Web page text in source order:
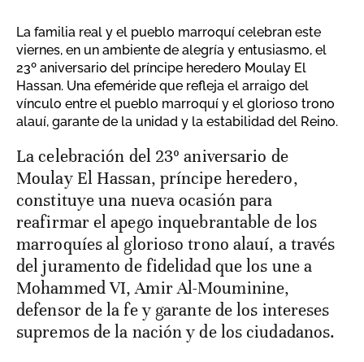
La familia real y el pueblo marroquí celebran este
viernes, en un ambiente de alegría y entusiasmo, el
23º aniversario del príncipe heredero Moulay El
Hassan. Una efeméride que refleja el arraigo del
vínculo entre el pueblo marroquí y el glorioso trono
alauí, garante de la unidad y la estabilidad del Reino.
La celebración del 23º aniversario de
Moulay El Hassan, príncipe heredero,
constituye una nueva ocasión para
reafirmar el apego inquebrantable de los
marroquíes al glorioso trono alauí, a través
del juramento de fidelidad que los une a
Mohammed VI, Amir Al-Mouminine,
defensor de la fe y garante de los intereses
supremos de la nación y de los ciudadanos.